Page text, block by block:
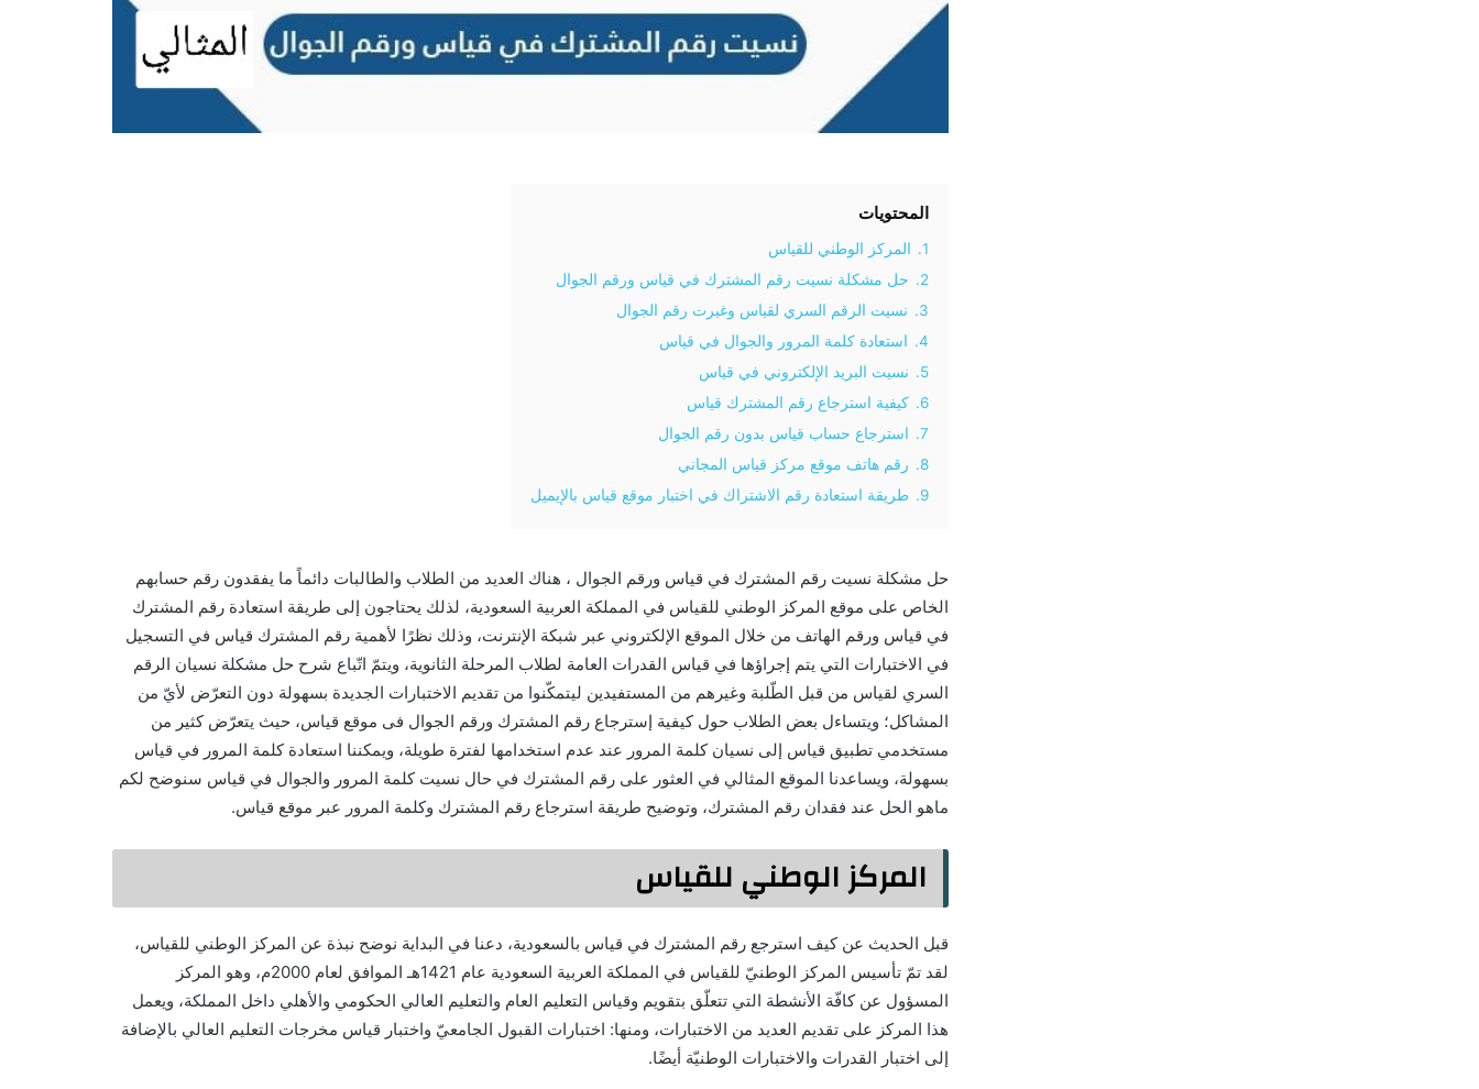
المحتويات
1.
المركز الوطني للقياس
2.
حل مشكلة نسيت رقم المشترك في قياس ورقم الجوال
3.
نسيت الرقم السري لقياس وغيرت رقم الجوال
4.
استعادة كلمة المرور والجوال في قياس
5.
نسيت البريد الإلكتروني في قياس
6.
كيفية استرجاع رقم المشترك قياس
7.
استرجاع حساب قياس بدون رقم الجوال
8.
رقم هاتف موقع مركز قياس المجاني
9.
طريقة استعادة رقم الاشتراك في اختبار موقع قياس بالإيميل
حل مشكلة نسيت رقم المشترك في قياس ورقم الجوال ، هناك العديد من الطلاب والطالبات دائماً ما يفقدون رقم حسابهم
الخاص على موقع المركز الوطني للقياس في المملكة العربية السعودية، لذلك يحتاجون إلى طريقة استعادة رقم المشترك
في قياس ورقم الهاتف من خلال الموقع الإلكتروني عبر شبكة الإنترنت، وذلك نظرًا لأهمية رقم المشترك قياس في التسجيل
في الاختبارات التي يتم إجراؤها في قياس القدرات العامة لطلاب المرحلة الثانوية، ويتمّ اتّباع شرح حل مشكلة نسيان الرقم
السري لقياس من قبل الطّلبة وغيرهم من المستفيدين ليتمكّنوا من تقديم الاختبارات الجديدة بسهولة دون التعرّض لأيّ من
المشاكل؛ ويتساءل بعض الطلاب حول كيفية إسترجاع رقم المشترك ورقم الجوال فى موقع قياس، حيث يتعرّض كثير من
مستخدمي تطبيق قياس إلى نسيان كلمة المرور عند عدم استخدامها لفترة طويلة، ويمكننا استعادة كلمة المرور في قياس
بسهولة، ويساعدنا الموقع المثالي في العثور على رقم المشترك في حال نسيت كلمة المرور والجوال في قياس سنوضح لكم
ماهو الحل عند فقدان رقم المشترك، وتوضيح طريقة استرجاع رقم المشترك وكلمة المرور عبر موقع قياس.
المركز الوطني للقياس
قبل الحديث عن كيف استرجع رقم المشترك في قياس بالسعودية، دعنا في البداية نوضح نبذة عن المركز الوطني للقياس،
لقد تمّ تأسيس المركز الوطنيّ للقياس في المملكة العربية السعودية عام 1421هـ الموافق لعام 2000م، وهو المركز
المسؤول عن كافّة الأنشطة التي تتعلّق بتقويم وقياس التعليم العام والتعليم العالي الحكومي والأهلي داخل المملكة، ويعمل
هذا المركز على تقديم العديد من الاختبارات، ومنها: اختبارات القبول الجامعيّ واختبار قياس مخرجات التعليم العالي بالإضافة
إلى اختبار القدرات والاختبارات الوطنيّة أيضًا.